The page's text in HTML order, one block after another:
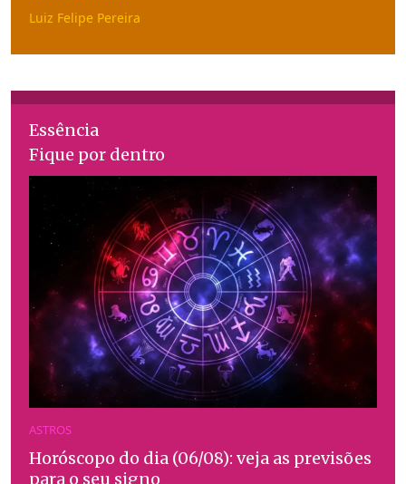
Luiz Felipe Pereira
Essência
Fique por dentro
ASTROS
Horóscopo do dia (06/08): veja as previsões
para o seu signo